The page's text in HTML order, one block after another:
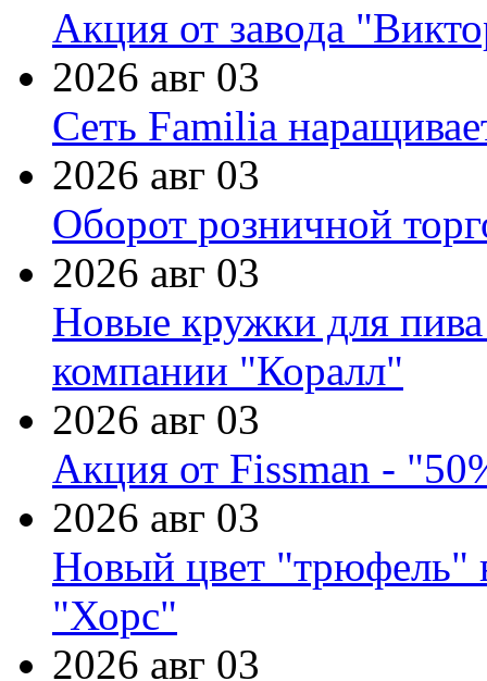
Акция от завода
2026 авг 03
Сеть Familia
2026 авг 03
Оборот розничной
2026 авг 03
Новые кружки для
компании "Коралл"
2026 авг 03
Акция от Fissman -
2026 авг 03
Новый цвет "трюфель"
"Хорс"
2026 авг 03